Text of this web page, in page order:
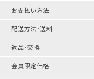
お支払い方法
配送方法･送料
返品･交換
会員限定価格